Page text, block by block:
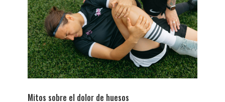
Mitos sobre el dolor de huesos